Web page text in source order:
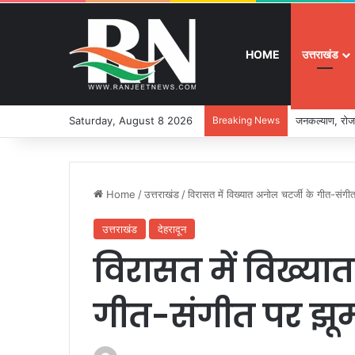
HOME उत्तराखंड
Saturday, August 8 2026 Breaking News जनकल्याण,
Home /उत्तराखंड /विरासत में विख्यात अनोल चटर्जी के गीत-
उत्तराखंड देहरादून
विरासत में
गीत-संगीत पर